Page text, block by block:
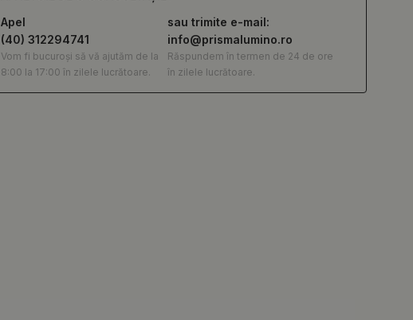
Apel
(40) 312294741
Vom fi bucuroși să vă ajutăm de la
8:00 la 17:00 în zilele lucrătoare.
sau trimite e-mail:
info@prismalumino.ro
Răspundem în termen de 24 de ore
în zilele lucrătoare.